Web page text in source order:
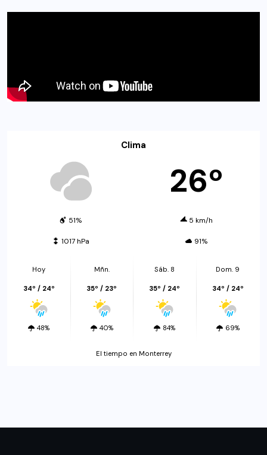
Clima
26º
51% 5 km/h
1017 hPa 91%
Hoy
34º / 24º
48%
Mñn.
35º / 23º
40%
Sáb. 8
35º / 24º
84%
Dom. 9
34º / 24º
69%
El tiempo en Monterrey